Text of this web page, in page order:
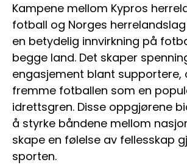
Kampene mellom Kypros
fotball og Norges
en betydelig innvirkning på
begge land. Det skaper
engasjement blant supportere,
fremme fotballen som en
idrettsgren. Disse oppgjørene
å styrke båndene mellom
skape en følelse av fellesskap
sporten.